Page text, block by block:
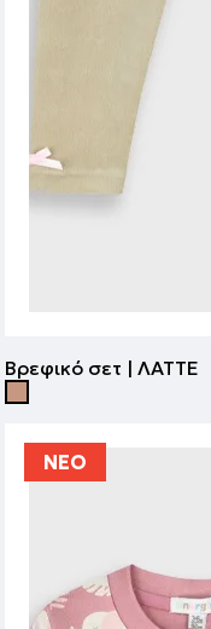
Βρεφικό σετ | ΛΑΤΤΕ
ΝΕΟ